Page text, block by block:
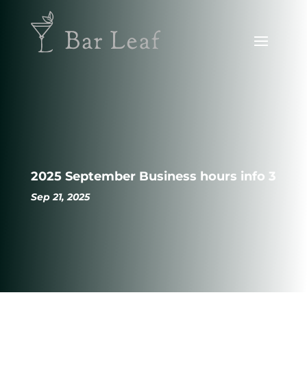
2025 September Business hours info 3
Sep 21, 2025